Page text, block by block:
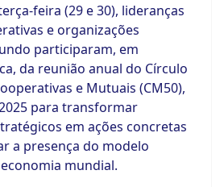
feira (29 e 30), lideranças
e organizações
participaram, em
da reunião anual do Círculo
e Mutuais (CM50),
para transformar
em ações concretas
a presença do modelo
mundial.